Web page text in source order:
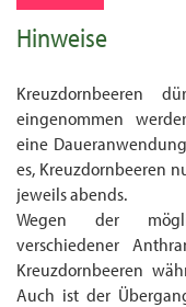
Hinweise
Kreuzdornbeeren
eingenommen
eine
es, Kreuzdornbeeren
jeweils abends.
Wegen der
verschiedener
Kreuzdornbeeren
Auch ist der